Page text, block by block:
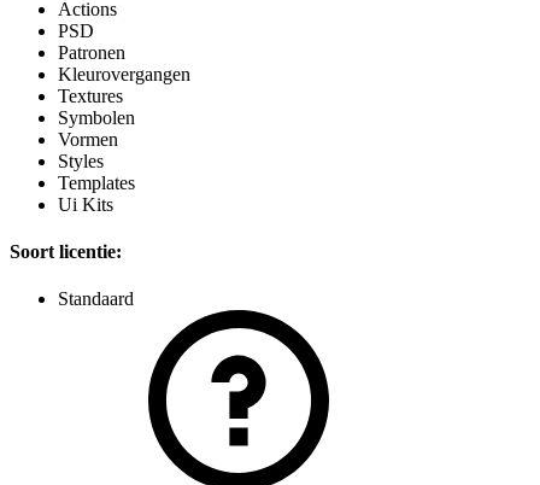
Actions
PSD
Patronen
Kleurovergangen
Textures
Symbolen
Vormen
Styles
Templates
Ui Kits
Soort licentie:
Standaard